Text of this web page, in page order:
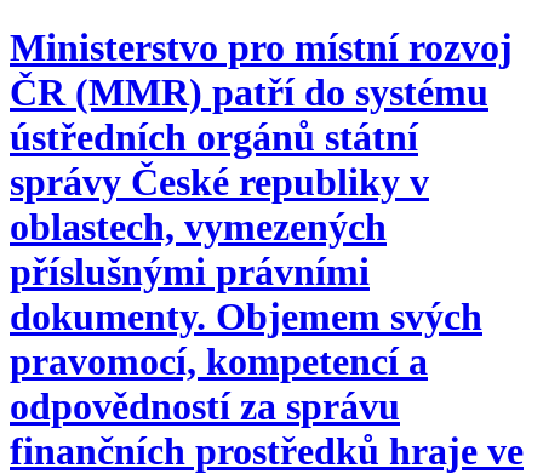
Ministerstvo pro místní rozvoj
ČR (MMR) patří do systému
ústředních orgánů státní
správy České republiky v
oblastech, vymezených
příslušnými právními
dokumenty. Objemem svých
pravomocí, kompetencí a
odpovědností za správu
finančních prostředků hraje ve